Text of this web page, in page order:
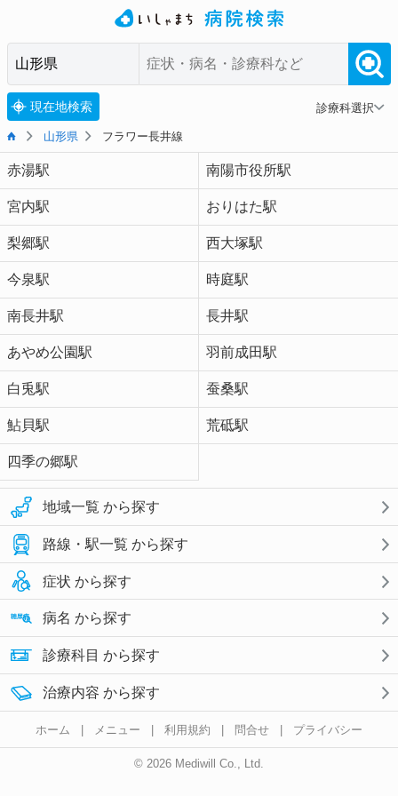
現在地検索 診療科選択
山形県 フラワー長井線
赤湯駅 南陽市役所駅
宮内駅 おりはた駅
梨郷駅 西大塚駅
今泉駅 時庭駅
南長井駅 長井駅
あやめ公園駅 羽前成田駅
白兎駅 蚕桑駅
鮎貝駅 荒砥駅
四季の郷駅
地域一覧 から探す
路線・駅一覧 から探す
症状 から探す
病名 から探す
診療科目 から探す
治療内容 から探す
ホーム | メニュー | 利用規約 | 問合せ | プライバシー
© 2026 Mediwill Co., Ltd.